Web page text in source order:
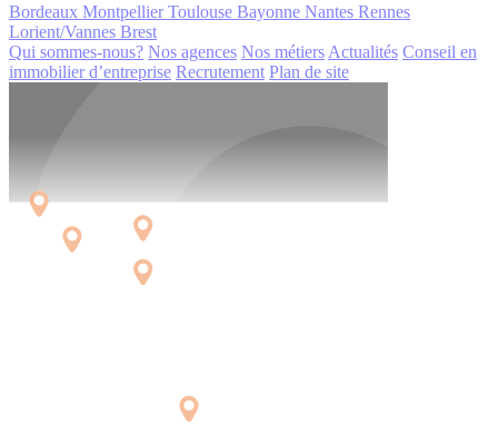
Bordeaux Montpellier Toulouse Bayonne Nantes Rennes
Lorient/Vannes Brest
Qui sommes-nous? Nos agences Nos métiers Actualités Conseil en
immobilier d’entreprise Recrutement Plan de site